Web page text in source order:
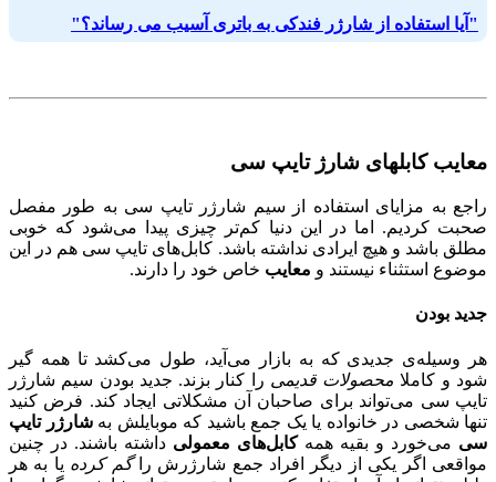
"آیا استفاده از شارژر فندکی به باتری آسیب می ‌رساند؟"
معایب کابلهای شارژ تایپ سی
راجع به مزایای استفاده از سیم شارژر تایپ سی به طور مفصل
صحبت کردیم. اما در این دنیا کم‌تر چیزی پیدا می‌شود که خوبی
مطلق باشد و هیچ ایرادی نداشته باشد. کابل‌های تایپ سی هم در این
موضوع استثناء نیستند و معایب خاص خود را دارند.
جدید بودن
هر وسیله‌ی جدیدی که به بازار می‌آید، طول می‌کشد تا همه گیر
شود و کاملا محصولات قدیمی را کنار بزند. جدید بودن سیم شارژر
تایپ سی می‌تواند برای صاحبان آن مشکلاتی ایجاد کند. فرض کنید
تنها شخصی در خانواده یا یک جمع باشید که موبایلش به شارژر تایپ
سی می‌خورد و بقیه همهکابل‌های معمولی داشته باشند. در چنین
مواقعی اگر یکی از دیگر افراد جمع شارژرش راگم کرده یا به هر